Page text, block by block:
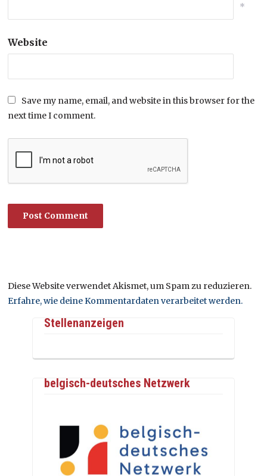
*
Website
Save my name, email, and website in this browser for the
next time I comment.
Diese Website verwendet Akismet, um Spam zu reduzieren.
Erfahre, wie deine Kommentardaten verarbeitet werden.
Stellenanzeigen
belgisch-deutsches Netzwerk